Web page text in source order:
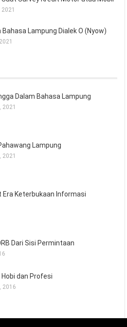
Bahasa Lampung Dialek O (Nyow)
Dalam Bahasa Lampung
2021
Lampung
2021
Era Keterbukaan Informasi
Dari Sisi Permintaan
dan Profesi
2016